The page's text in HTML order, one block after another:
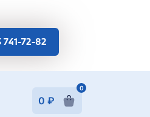
741-72-82
0 ₽
0